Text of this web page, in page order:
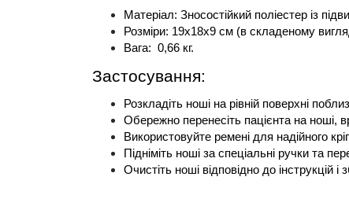
Матеріал: Зносостійкий поліестер із
Розміри: 19х18х9 см (в складеному
Вага:  0,66 кг.
Застосування:
Розкладіть ноші на рівній поверхні
Обережно перенесіть пацієнта на ноші,
Використовуйте ремені для надійного
Підніміть ноші за спеціальні ручки та
Очистіть ноші відповідно до інструкцій і